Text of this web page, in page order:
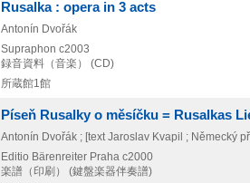
Rusalka : opera in 3 acts
Antonín Dvořák
Supraphon c2003
録音資料（音楽） (CD)
所蔵館1館
Píseň Rusalky o měsíčku = Rusalkas
Antonín Dvořák ; [text Jaroslav Kvapil ; Německý
Editio Bärenreiter Praha c2000
楽譜（印刷） (鍵盤楽器伴奏譜)